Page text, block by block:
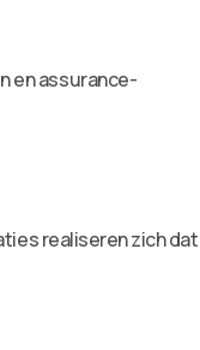
en assurance-
realiseren zich dat